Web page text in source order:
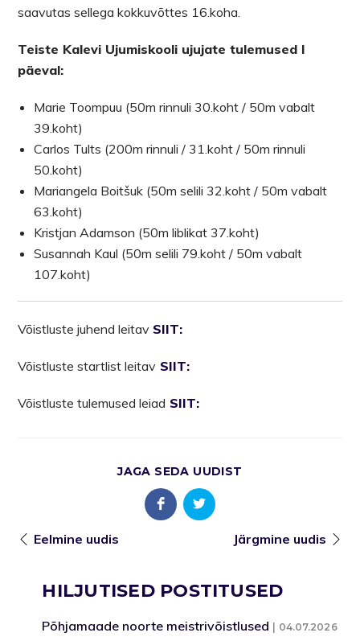
saavutas sellega kokkuvõttes 16.koha.
Teiste Kalevi Ujumiskooli ujujate tulemused I
päeval:
Marie Toompuu (50m rinnuli 30.koht / 50m vabalt
39.koht)
Carlos Tults (200m rinnuli / 31.koht / 50m rinnuli
50.koht)
Mariangela Boitšuk (50m selili 32.koht / 50m vabalt
63.koht)
Kristjan Adamson (50m liblikat 37.koht)
Susannah Kaul (50m selili 79.koht / 50m vabalt
107.koht)
Võistluste juhend leitav SIIT:
Võistluste startlist leitav SIIT:
Võistluste tulemused leiad SIIT:
JAGA SEDA UUDIST
Eelmine uudis Järgmine uudis
HILJUTISED POSTITUSED
Põhjamaade noorte meistrivõistlused 04.07.2026